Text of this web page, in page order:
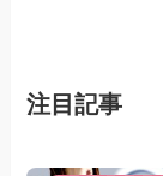
注目記事